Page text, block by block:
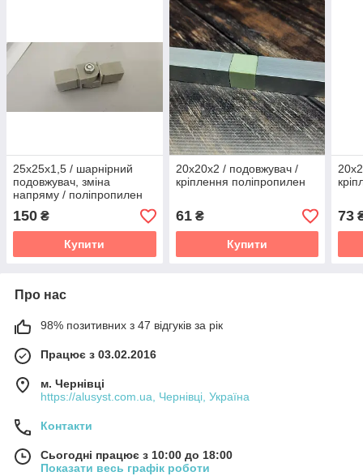
25х25х1,5 / шарнірний
подовжувач, зміна
напряму / поліпропилен
150 ₴
Купити
20х20х2 / подовжувач /
кріплення поліпропилен
61₴
Купити
73
Про нас
98% позитивних з 47 відгуків за рік
Працює з 03.02.2016
м. Чернівці
https://alusyst.com.ua, Чернівці, Україна
Контакти
Сьогодні працює з 10:00 до 18:00
Показати весь графік роботи